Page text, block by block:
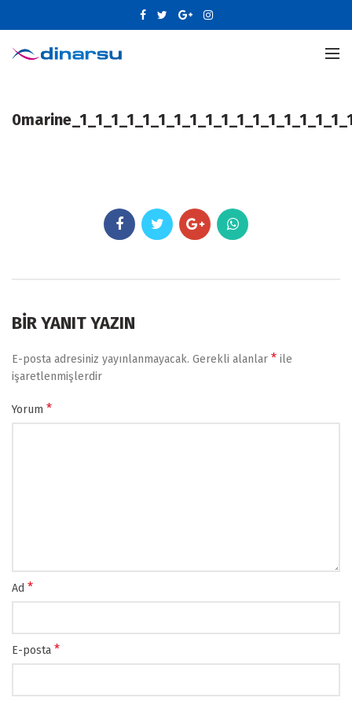
BIR YANIT YAZIN
E-posta adresiniz yayınlanmayacak. Gerekli alanlar * ile
işaretlenmişlerdir
Yorum *
Ad *
E-posta *